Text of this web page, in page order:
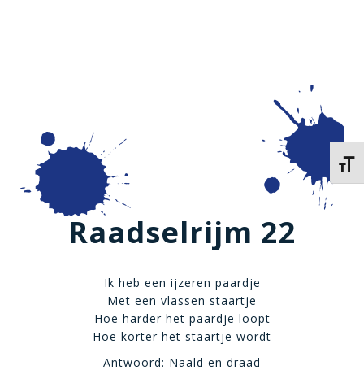
Raadselrijm 22
Ik heb een ijzeren paardje
Met een vlassen staartje
Hoe harder het paardje loopt
Hoe korter het staartje wordt
Antwoord: Naald en draad